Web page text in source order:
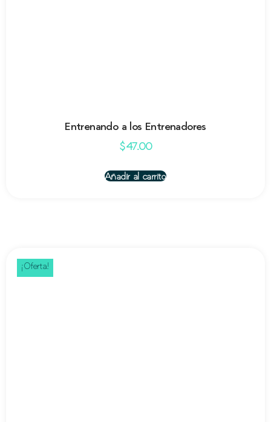
Entrenando a los Entrenadores
$47.00
Añadir al carrito
¡Oferta!